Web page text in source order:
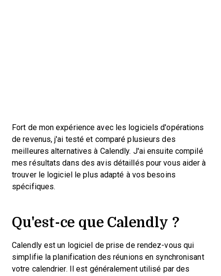
Fort de mon expérience avec les logiciels d'opérations
de revenus, j'ai testé et comparé plusieurs des
meilleures alternatives à Calendly. J'ai ensuite compilé
mes résultats dans des avis détaillés pour vous aider à
trouver le logiciel le plus adapté à vos besoins
spécifiques.
Qu'est-ce que Calendly ?
Calendly est un logiciel de prise de rendez-vous qui
simplifie la planification des réunions en synchronisant
votre calendrier. Il est généralement utilisé par des